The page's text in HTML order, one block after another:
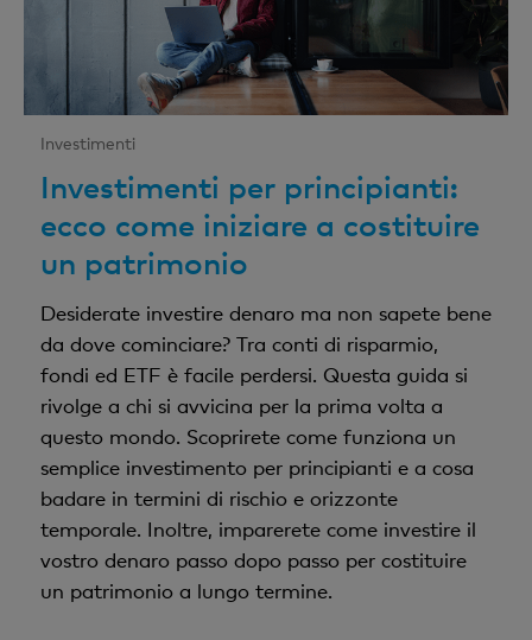
Investimenti
Investimenti per principianti:
ecco come iniziare a costituire
un patrimonio
Desiderate investire denaro ma non sapete bene
da dove cominciare? Tra conti di risparmio,
fondi ed ETF è facile perdersi. Questa guida si
rivolge a chi si avvicina per la prima volta a
questo mondo. Scoprirete come funziona un
semplice investimento per principianti e a cosa
badare in termini di rischio e orizzonte
temporale. Inoltre, imparerete come investire il
vostro denaro passo dopo passo per costituire
un patrimonio a lungo termine.